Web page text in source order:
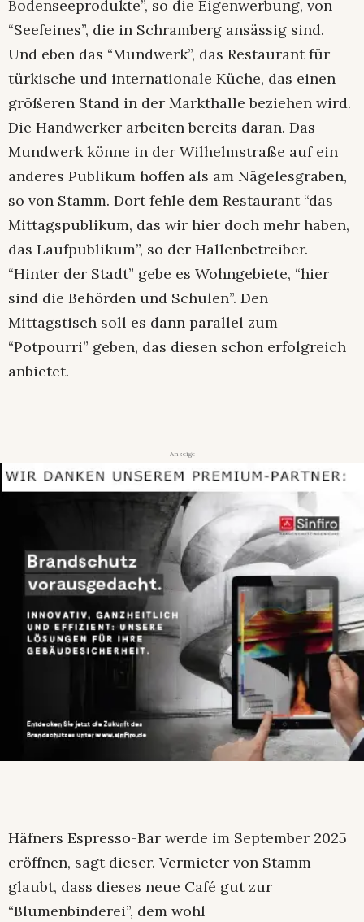
Bodenseeprodukte”, so die Eigenwerbung, von
“Seefeines”, die in Schramberg ansässig sind.
Und eben das “Mundwerk”, das Restaurant für
türkische und internationale Küche, das einen
größeren Stand in der Markthalle beziehen wird.
Die Handwerker arbeiten bereits daran. Das
Mundwerk könne in der Wilhelmstraße auf ein
anderes Publikum hoffen als am Nägelesgraben,
so von Stamm. Dort fehle dem Restaurant “das
Mittagspublikum, das wir hier doch mehr haben,
das Laufpublikum”, so der Hallenbetreiber.
“Hinter der Stadt” gebe es Wohngebiete, “hier
sind die Behörden und Schulen”. Den
Mittagstisch soll es dann parallel zum
“Potpourri” geben, das diesen schon erfolgreich
anbietet.
- Anzeige -
Häfners Espresso-Bar werde im September 2025
eröffnen, sagt dieser. Vermieter von Stamm
glaubt, dass dieses neue Café gut zur
“Blumenbinderei”, dem wohl